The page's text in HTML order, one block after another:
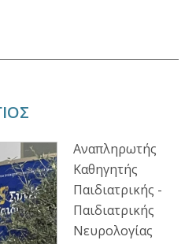
Αναπληρωτής
Καθηγητής
Παιδιατρικής -
Παιδιατρικής
Νευρολογίας